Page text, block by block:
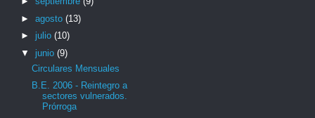
► agosto (13)
► julio (10)
▼ junio (9)
Circulares Mensuales
B.E. 2006 - Reintegro a
sectores vulnerados.
Prórroga